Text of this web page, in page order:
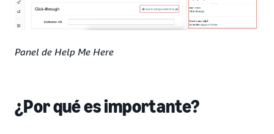
Panel de Help Me Here
¿Por qué es importante?